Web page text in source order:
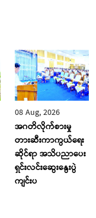
08 Aug, 2026
အဂတိလိုက်စားမှု
တားဆီးကာကွယ်ရေး
ဆိုင်ရာ အသိပညာပေး
ရှင်းလင်းဆွေးနွေးပွဲ
ကျင်းပ